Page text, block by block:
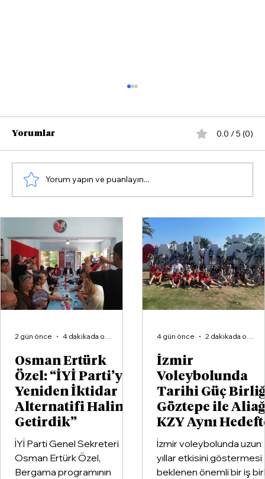
Osman Ertürk
Özel: “İYİ Parti’yi
Yeniden İktidar
Alternatifi Haline
Getirdik”
İYİ Parti Genel Sekreteri
Osman Ertürk Özel,
Bergama programının
2 gün önce 4 dakikada okunur
İzmir
Voleybolunda
Tarihi Güç
Göztepe ile
KZY Aynı
İzmir voleybolunda uzun
yıllar etkisini göstermesi
beklenen önemli bir iş
4 gün önce 2 dakikada okunur
İzmir Voleybolunda Tarihi Güç
Birliği: Göztepe ile Aliağa KZY Aynı
Hedefte
Yorumlar 0.0 / 5 (0)
Yorum yapın ve puanlayın...